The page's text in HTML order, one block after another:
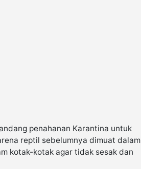
penahanan Karantina untuk
reptil sebelumnya dimuat dalam
kotak-kotak agar tidak sesak dan